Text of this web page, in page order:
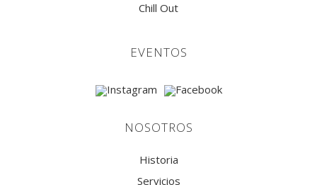
Chill Out
EVENTOS
NOSOTROS
Historia
Servicios